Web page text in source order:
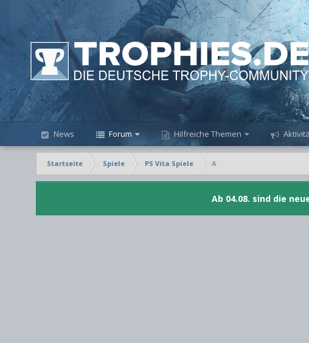
News Forum Hilfreiche Themen
Startseite Spiele PS Vita Spiele A
Ab 04.08. sind die